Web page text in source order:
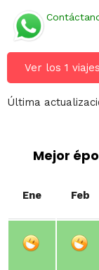
Ver los 1
Última
Mejor
Ene Feb